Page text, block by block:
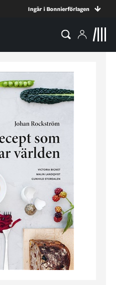
Ingår i Bonnierförlagen